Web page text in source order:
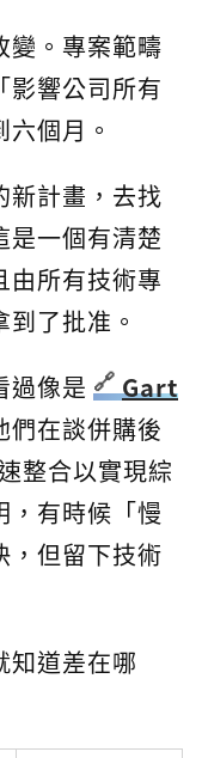
。專案範疇
影響公司所有
個月。
新計畫，去找
是一個有清楚
由所有技術專
了批准。
過像是
Gart
們在談併購後
整合以實現綜
，有時候「慢
，但留下技術
知道差在哪